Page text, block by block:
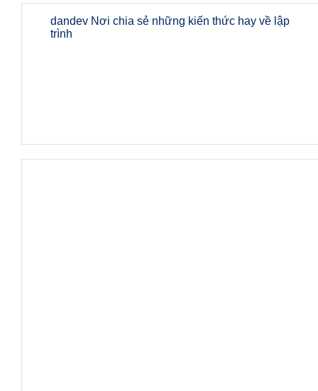
dandev Nơi chia sẻ những kiến thức hay về lập
trình